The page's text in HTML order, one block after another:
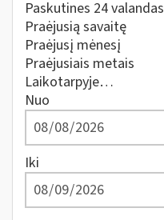
Paskutines 24 valandas
Praėjusią savaitę
Praėjusį mėnesį
Praėjusiais metais
Laikotarpyje…
Nuo
Iki